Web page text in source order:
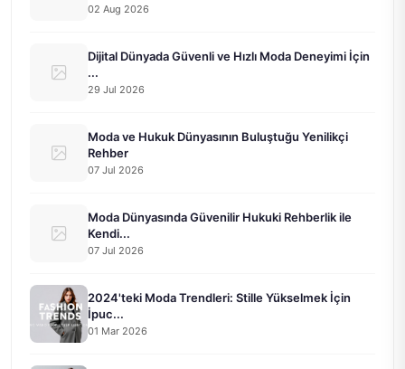
02 Aug 2026
Dijital Dünyada Güvenli ve Hızlı Moda Deneyimi İçin
...
29 Jul 2026
Moda ve Hukuk Dünyasının Buluştuğu Yenilikçi
Rehber
07 Jul 2026
Moda Dünyasında Güvenilir Hukuki Rehberlik ile
Kendi...
07 Jul 2026
2024'teki Moda Trendleri: Stille Yükselmek İçin
İpuc...
01 Mar 2026